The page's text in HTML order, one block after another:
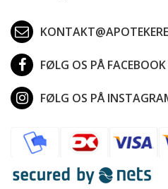
FØLG OS PÅ FACEBOOK
FØLG OS PÅ